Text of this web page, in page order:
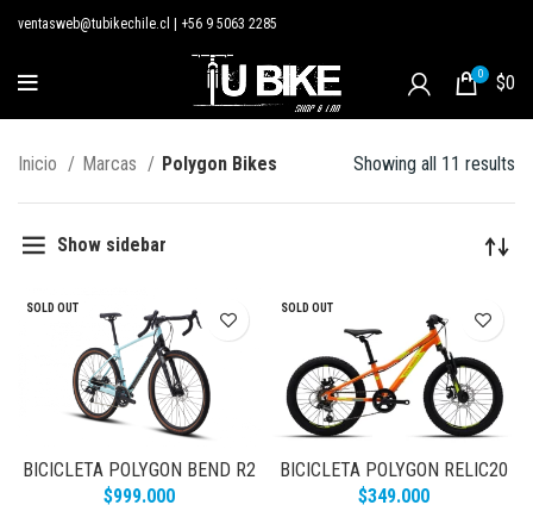
ventasweb@tubikechile.cl +56 9 5063 2285
0 $0
Inicio Marcas Polygon Bikes Showing all 11 results
Show sidebar
SOLD OUT
BICICLETA POLYGON BEND R2
$999.000
SOLD OUT
BICICLETA POLYGON RELIC20
ARO 20
$349.000